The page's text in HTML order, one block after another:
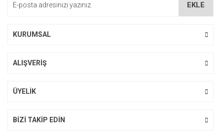
EKLE
KURUMSAL
ALIŞVERİŞ
ÜYELİK
BİZİ TAKİP EDİN